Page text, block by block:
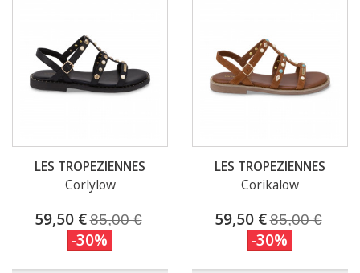
LES TROPEZIENNES
Corlylow
59,50 €85,00 €
-30%
LES TROPEZIENNES
Corikalow
59,50 €85,00 €
-30%